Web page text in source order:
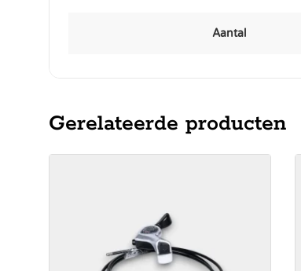
Aantal
Gerelateerde producten